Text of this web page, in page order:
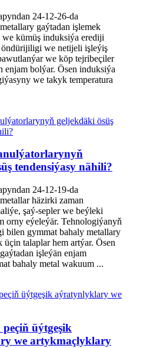
24-12-26-da
gaýtadan işlemek
kümüş induksiýa erediji
we netijeli işleýiş
we köp tejribeçiler
enjam bolýar. Ösen induksiýa
we takyk temperatura
tendensiýasy nähili?
24-12-19-da
häzirki zaman
şaý-sepler we beýleki
orny eýeleýär. Tehnologiýanyň
bilen gymmat bahaly metallary
üçin talaplar hem artýar. Ösen
işleýän enjam
bahaly metal wakuum ...
üýtgeşik
we artykmaçlyklary